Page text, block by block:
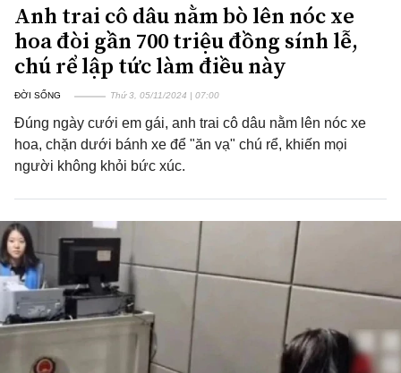
Anh trai cô dâu nằm bò lên nóc xe
hoa đòi gần 700 triệu đồng sính lễ,
chú rể lập tức làm điều này
ĐỜI SỐNG Thứ 3, 05/11/2024 | 07:00
Đúng ngày cưới em gái, anh trai cô dâu nằm lên nóc xe
hoa, chặn dưới bánh xe để "ăn vạ" chú rể, khiến mọi
người không khỏi bức xúc.